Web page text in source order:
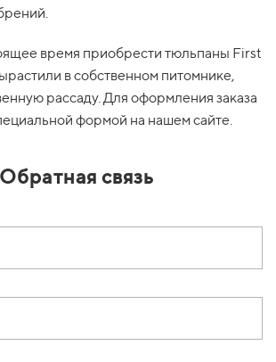
время приобрести тюльпаны First
в собственном питомнике,
рассаду. Для оформления заказа
формой на нашем сайте.
Обратная связь